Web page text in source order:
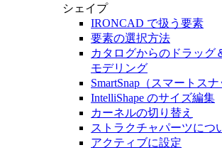
シェイプ
IRONCAD で扱う要素
要素の選択方法
カタログからのドラッグ
モデリング
SmartSnap（スマートス
IntelliShape のサイズ編集
カーネルの切り替え
ストラクチャパーツにつ
アクティブに設定